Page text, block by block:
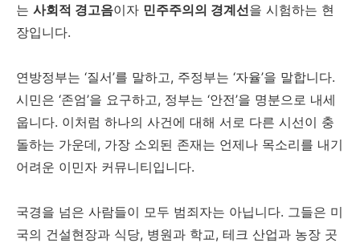
는 사회적 경고음이자 민주주의의 경계선을 시험하는 현
장입니다.
연방정부는 ‘질서’를 말하고, 주정부는 ‘자율’을 말합니다.
시민은 ‘존엄’을 요구하고, 정부는 ‘안전’을 명분으로 내세
웁니다. 이처럼 하나의 사건에 대해 서로 다른 시선이 충
돌하는 가운데, 가장 소외된 존재는 언제나 목소리를 내기
어려운 이민자 커뮤니티입니다.
국경을 넘은 사람들이 모두 범죄자는 아닙니다. 그들은 미
국의 건설현장과 식당, 병원과 학교, 테크 산업과 농장 곳